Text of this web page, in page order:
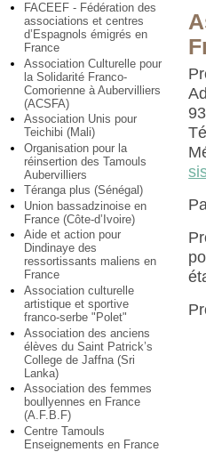
FACEEF - Fédération des
associations et centres
d’Espagnols émigrés en
France
Association Culturelle pour
la Solidarité Franco-
Comorienne à Aubervilliers
(ACSFA)
Association Unis pour
Teichibi (Mali)
Organisation pour la
réinsertion des Tamouls
Aubervilliers
Téranga plus (Sénégal)
Union bassadzinoise en
France (Côte-d’Ivoire)
Aide et action pour
Dindinaye des
ressortissants maliens en
France
Association culturelle
artistique et sportive
franco-serbe "Polet"
Association des anciens
élèves du Saint Patrick’s
College de Jaffna (Sri
Lanka)
Association des femmes
boullyennes en France
(A.F.B.F)
Centre Tamouls
Enseignements en France